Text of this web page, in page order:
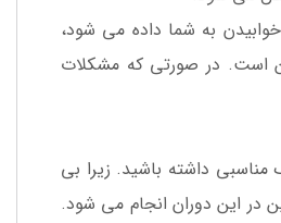
به شما داده می شود،
است. در صورتی که مشکلات
شما باید تحرک مناسبی داشته باشید. زیرا بی
در این دوران انجام می شود.